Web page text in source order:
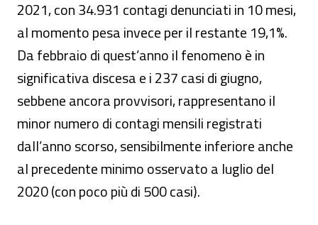
2021, con 34.931 contagi denunciati in 10 mesi,
al momento pesa invece per il restante 19,1%.
Da febbraio di quest’anno il fenomeno è in
significativa discesa e i 237 casi di giugno,
sebbene ancora provvisori, rappresentano il
minor numero di contagi mensili registrati
dall’anno scorso, sensibilmente inferiore anche
al precedente minimo osservato a luglio del
2020 (con poco più di 500 casi).